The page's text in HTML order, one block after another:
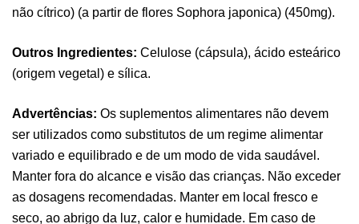
não cítrico) (a partir de flores Sophora japonica) (450mg).
Outros Ingredientes: Celulose (cápsula), ácido esteárico
(origem vegetal) e sílica.
Advertências: Os suplementos alimentares não devem
ser utilizados como substitutos de um regime alimentar
variado e equilibrado e de um modo de vida saudável.
Manter fora do alcance e visão das crianças. Não exceder
as dosagens recomendadas. Manter em local fresco e
seco, ao abrigo da luz, calor e humidade. Em caso de
Desporto,Suplementos
7,50 €
Triple Magnesium + B6 P-5-P 90 Cápsulas
Ostrovit